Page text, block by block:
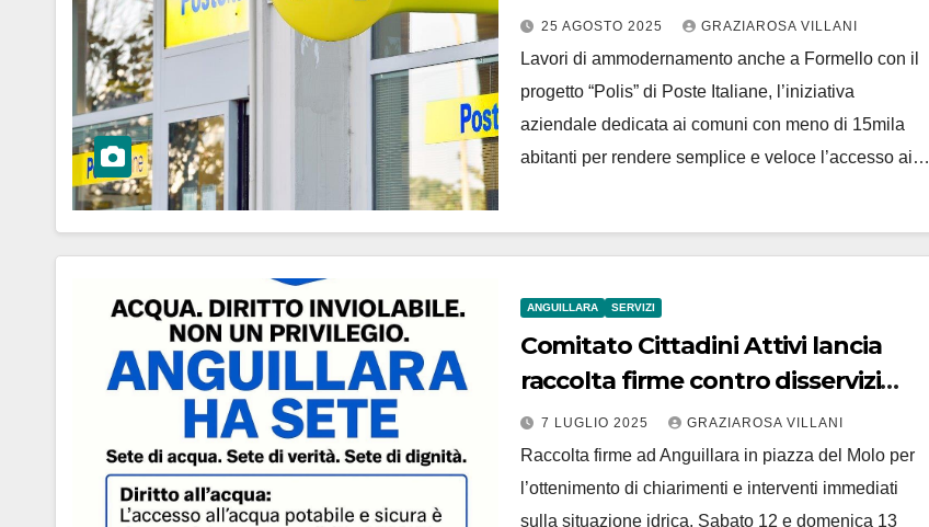
Postale
25 AGOSTO 2025 GRAZIAROSA VILLANI
Lavori di ammodernamento anche a Formello con il
progetto “Polis” di Poste Italiane, l’iniziativa
aziendale dedicata ai comuni con meno di 15mila
abitanti per rendere semplice e veloce l’accesso ai…
ANGUILLARA SERVIZI
Comitato Cittadini Attivi lancia
raccolta firme contro disservizi
idrici
7 LUGLIO 2025 GRAZIAROSA VILLANI
Raccolta firme ad Anguillara in piazza del Molo per
l’ottenimento di chiarimenti e interventi immediati
sulla situazione idrica. Sabato 12 e domenica 13